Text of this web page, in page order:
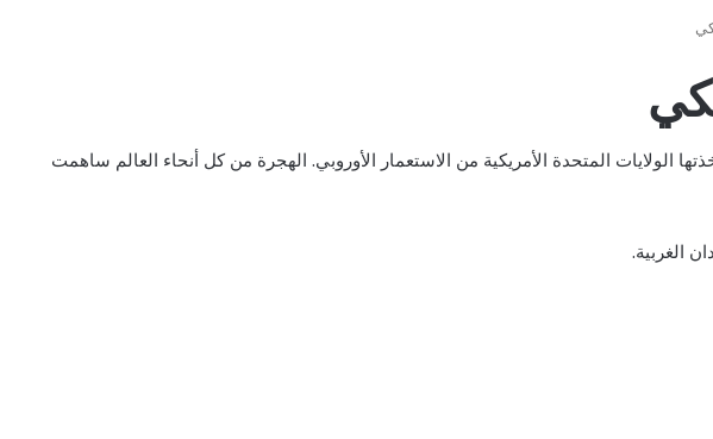
الولايات المتحدة الأمريكية من الاستعمار الأوروبي. الهجرة من كل أنحاء العالم ساهمت
الغربية.